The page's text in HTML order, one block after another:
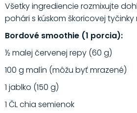
Všetky ingrediencie rozmixujte
pohári s kúskom škoricovej
Bordové smoothie (1 porcia):
½ malej červenej repy (60 g)
100 g malín (môžu byť mrazené)
1 jablko (150 g)
1 ČL chia semienok